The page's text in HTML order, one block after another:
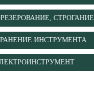
СТРОГАНИЕ
ИНСТРУМЕНТА